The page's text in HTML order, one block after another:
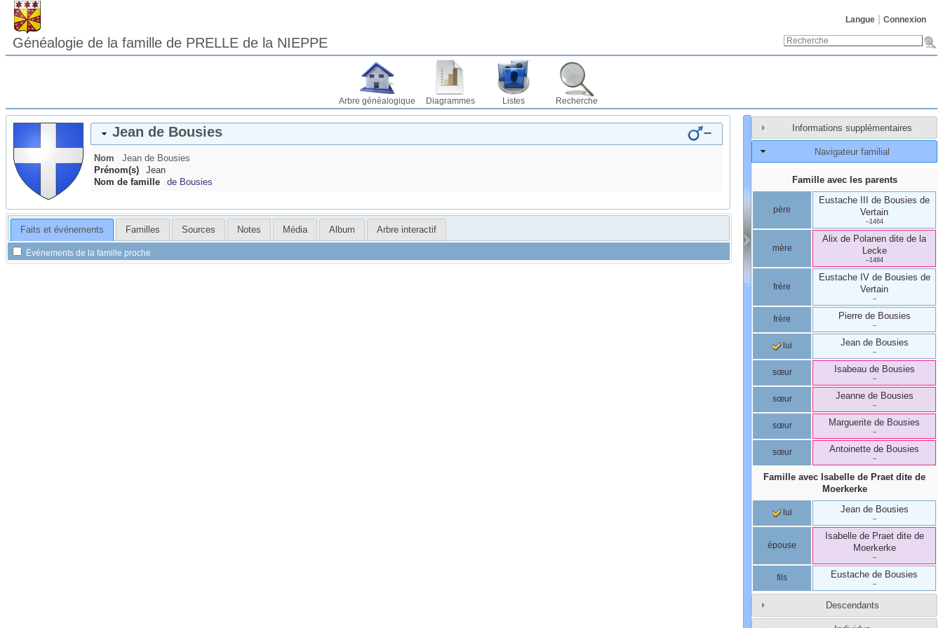
Langue Connexion
Généalogie de la famille de PRELLE de la NIEPPE
Arbre généalogique Diagrammes Listes Recherche
Jean de Bousies –
Nom Jean de Bousies
Prénom(s)
Jean
Nom de famille
de Bousies
Faits et événements Familles Sources Notes Média Album Arbre interactif
Événements de la famille proche
Informations supplémentaires
Navigateur familial
Famille avec les parents
père
Eustache III de Bousies de
Vertain
–1464
mère
Alix de Polanen dite de la
Lecke
–1484
frère
Eustache IV de Bousies de
Vertain
–
frère Pierre de Bousies
–
lui Jean de Bousies
–
sœur Isabeau de Bousies
–
sœur Jeanne de Bousies
–
sœur Marguerite de Bousies
–
sœur Antoinette de Bousies
–
Famille avec Isabelle de Praetdite de
Moerkerke
lui Jean de Bousies
–
épouse
Isabelle de Praetdite de
Moerkerke
–
fils Eustache de Bousies
–
Descendants